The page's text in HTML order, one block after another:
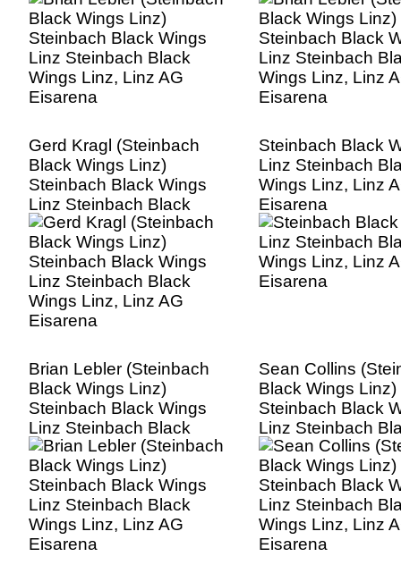
Eisarena
Eisarena
Gerd Kragl (Steinbach
Black Wings Linz)
Steinbach Black Wings
Linz Steinbach Black
Wings Linz, Linz AG
Eisarena
Steinbach Black
Linz Steinbach
Wings Linz, Linz
Eisarena
Brian Lebler (Steinbach
Black Wings Linz)
Steinbach Black Wings
Linz Steinbach Black
Wings Linz, Linz AG
Eisarena
Sean Collins
Black Wings Linz)
Steinbach Black
Linz Steinbach
Wings Linz, Linz
Eisarena